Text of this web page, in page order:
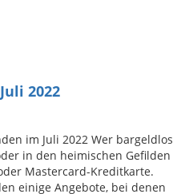
2022
im Juli 2022 Wer bargeldlos
in den heimischen Gefilden
Mastercard-Kreditkarte.
einige Angebote, bei denen